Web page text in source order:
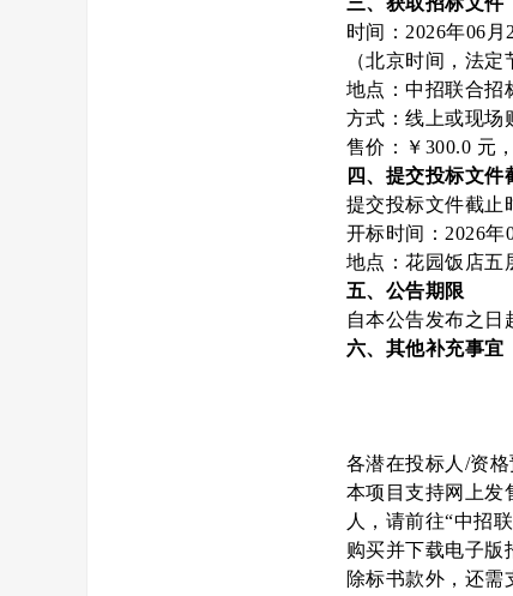
时间：2026年06
（北京时间，法定
地点：中招联合招
方式：线上或现场
售价：￥300.0 元
四、提交投标文
提交投标文件截止
开标时间：2026年
地点：花园饭店五
五、公告期限
自本公告发布之日
六、其他补充事宜
各潜在投标人/资格
本项目支持网上发
人，请前往“中招
购买并下载电子版
除标书款外，还需